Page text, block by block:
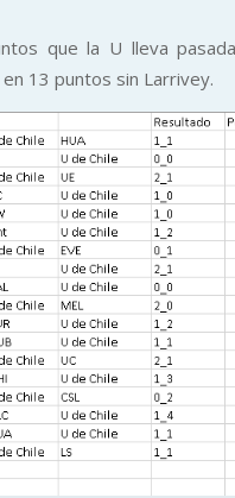
que la U lleva
13 puntos sin Larrivey.